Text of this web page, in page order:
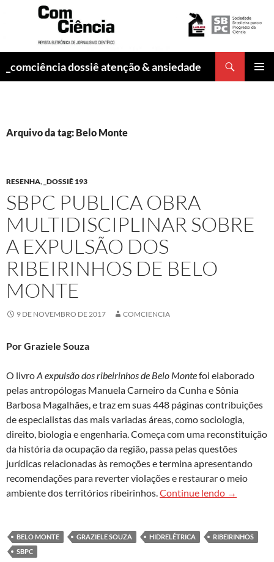
_comciência dossiê atenção & ansiedade
Arquivo da tag: Belo Monte
RESENHA, _DOSSIÊ 193
SBPC PUBLICA OBRA
MULTIDISCIPLINAR SOBRE
A EXPULSÃO DOS
RIBEIRINHOS DE BELO
MONTE
9 DE NOVEMBRO DE 2017 COMCIENCIA
Por Graziele Souza
O livroA expulsão dos ribeirinhos de Belo Montefoi elaborado
pelas antropólogas Manuela Carneiro da Cunha e Sônia
Barbosa Magalhães, e traz em suas 448 páginas contribuições
de especialistas das mais variadas áreas, como sociologia,
direito, biologia e engenharia. Começa com uma reconstituição
da história da ocupação da região, passa pelas questões
jurídicas relacionadas às remoções e termina apresentando
recomendações para reverter violações e restaurar o meio
ambiente dos territórios ribeirinhos.Continue lendo SBPC
→
BELO MONTE GRAZIELE SOUZA HIDRELÉTRICA
RIBEIRINHOS
SBPC